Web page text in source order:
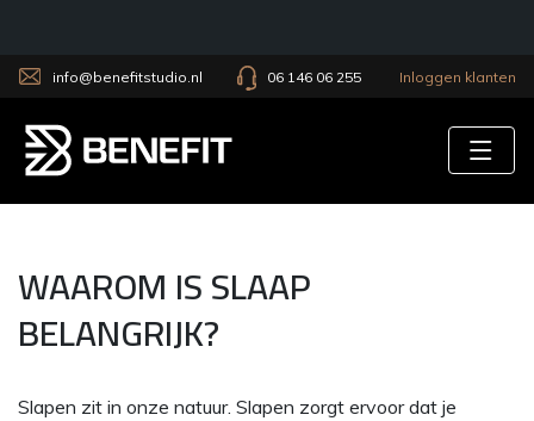
info@benefitstudio.nl 06 146 06 255 Inloggen klanten
WAAROM IS SLAAP
BELANGRIJK?
Slapen zit in onze natuur. Slapen zorgt ervoor dat je